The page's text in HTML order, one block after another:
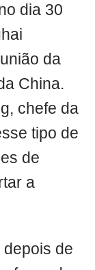
dia 30
da
China.
chefe da
tipo de
de
a
depois de